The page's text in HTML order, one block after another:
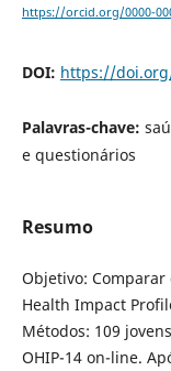
https://orcid.org/0000-
DOI: https://
Palavras-chave:
e questionários
Resumo
Objetivo:
Health Impact
Métodos: 109
OHIP-14 on-line.